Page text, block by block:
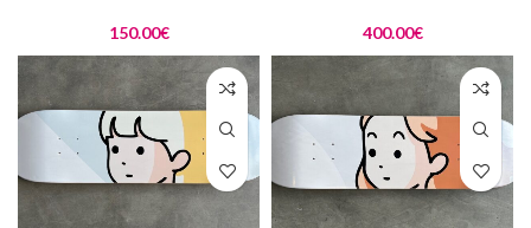
150.00€ 400.00€